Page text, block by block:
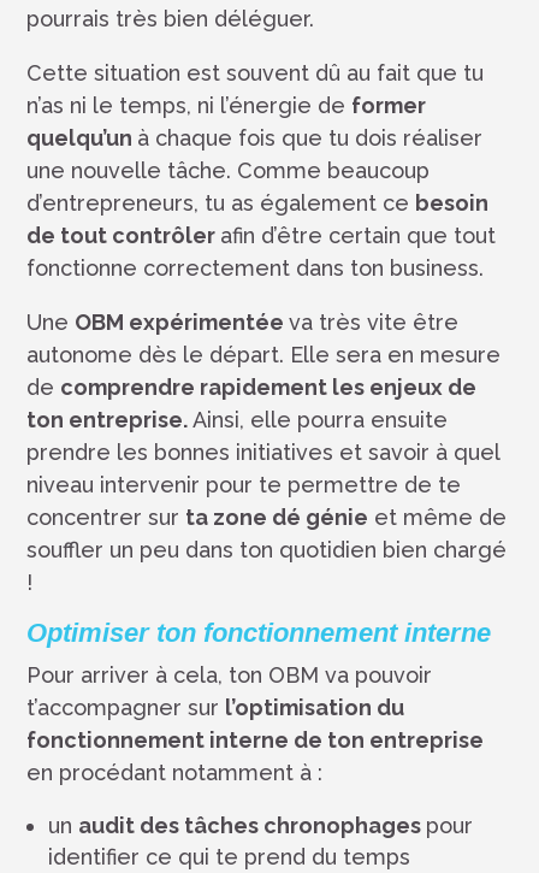
pourrais très bien déléguer.
Cette situation est souvent dû au fait que tu
n’as ni le temps, ni l’énergie de former
quelqu’un à chaque fois que tu dois réaliser
une nouvelle tâche. Comme beaucoup
d’entrepreneurs, tu as également ce besoin
de tout contrôler afin d’être certain que tout
fonctionne correctement dans ton business.
Une OBM expérimentéeva très vite être
autonome dès le départ. Elle sera en mesure
de comprendre rapidement les enjeux de
ton entreprise.Ainsi, elle pourra ensuite
prendre les bonnes initiatives et savoir à quel
niveau intervenir pour te permettre de te
concentrer sur ta zone dé génie et même de
souffler un peu dans ton quotidien bien chargé
!
Optimiser ton fonctionnement interne
Pour arriver à cela, ton OBM va pouvoir
t’accompagner sur l’optimisation du
fonctionnement interne de ton entreprise
en procédant notamment à :
un audit des tâches chronophages pour
identifier ce qui te prend du temps